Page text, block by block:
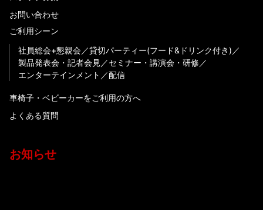
お問い合わせ
ご利用シーン
社員総会+懇親会
貸切パーティー(フード&ドリンク付き)
製品発表会・記者会見
セミナー・講演会・研修
エンターテインメント
配信
車椅子・ベビーカーをご利用の方へ
よくある質問
お知らせ